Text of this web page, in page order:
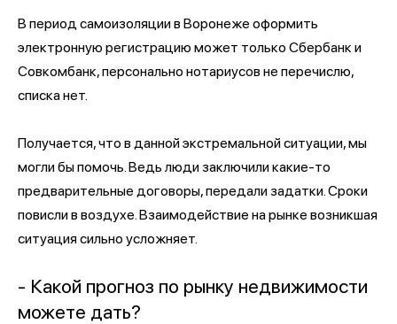
В период самоизоляции в Воронеже оформить
электронную регистрацию может только Сбербанк и
Совкомбанк, персонально нотариусов не перечислю,
списка нет.
Получается, что в данной экстремальной ситуации, мы
могли бы помочь. Ведь люди заключили какие-то
предварительные договоры, передали задатки. Сроки
повисли в воздухе. Взаимодействие на рынке возникшая
ситуация сильно усложняет.
- Какой прогноз по рынку недвижимости
можете дать?